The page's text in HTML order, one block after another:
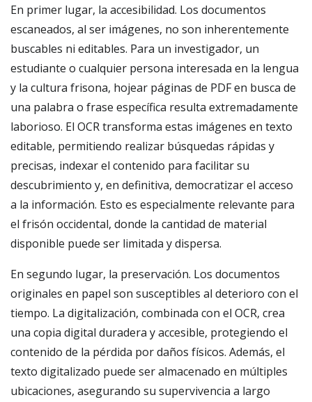
En primer lugar, la accesibilidad. Los documentos
escaneados, al ser imágenes, no son inherentemente
buscables ni editables. Para un investigador, un
estudiante o cualquier persona interesada en la lengua
y la cultura frisona, hojear páginas de PDF en busca de
una palabra o frase específica resulta extremadamente
laborioso. El OCR transforma estas imágenes en texto
editable, permitiendo realizar búsquedas rápidas y
precisas, indexar el contenido para facilitar su
descubrimiento y, en definitiva, democratizar el acceso
a la información. Esto es especialmente relevante para
el frisón occidental, donde la cantidad de material
disponible puede ser limitada y dispersa.
En segundo lugar, la preservación. Los documentos
originales en papel son susceptibles al deterioro con el
tiempo. La digitalización, combinada con el OCR, crea
una copia digital duradera y accesible, protegiendo el
contenido de la pérdida por daños físicos. Además, el
texto digitalizado puede ser almacenado en múltiples
ubicaciones, asegurando su supervivencia a largo